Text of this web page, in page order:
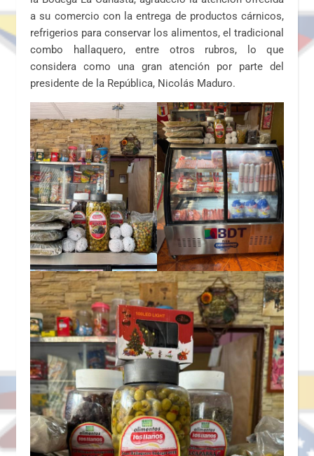
a su comercio con la entrega de productos cárnicos,
refrigerios para conservar los alimentos, el tradicional
combo hallaquero, entre otros rubros, lo que
considera como una gran atención por parte del
presidente de la República, Nicolás Maduro.